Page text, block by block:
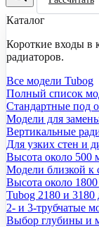
Каталог
Короткие входы в
радиаторов.
Все модели Tubog
Полный список
Стандартные под
Модели для
Вертикальные
Для узких стен и
Высота около 500
Модели близкой к
Высота около
Tubog 2180 и 3180
2- и 3-трубчатые
Выбор глубины и